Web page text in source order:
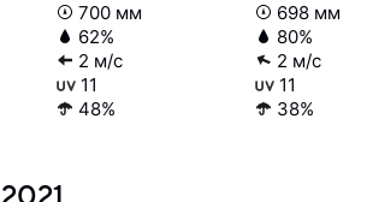
700 мм
62%
2 м/с
11
48%
698 мм
80%
2 м/с
11
38%